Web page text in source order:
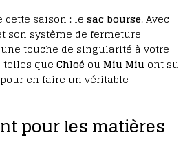
cette saison : le sac bourse. Avec
son système de fermeture
touche de singularité à votre
telles que Chloé ou Miu Miu ont su
en faire un véritable
pour les matières